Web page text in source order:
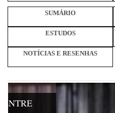
SUMÁRIO
ESTUDOS
NOTÍCIAS E RESENHAS